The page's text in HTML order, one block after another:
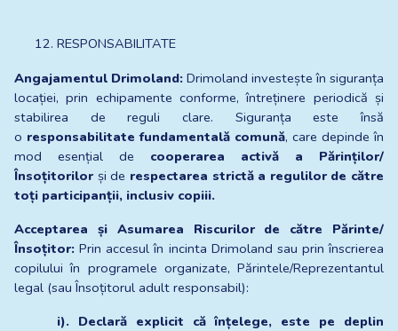
RESPONSABILITATE
Angajamentul Drimoland: Drimoland investește în siguranța
locației, prin echipamente conforme, întreținere periodică și
stabilirea de reguli clare. Siguranța este însă
o responsabilitate fundamentală comună, care depinde în
mod esențial de cooperarea activă a Părinților/
Însoțitorilor și de respectarea strictă a regulilor de către
toți participanții, inclusiv copiii.
Acceptarea și Asumarea Riscurilor de către Părinte/
Însoțitor: Prin accesul în incinta Drimoland sau prin înscrierea
copilului în programele organizate, Părintele/Reprezentantul
legal (sau Însoțitorul adult responsabil):
i). Declară explicit că înțelege, este pe deplin